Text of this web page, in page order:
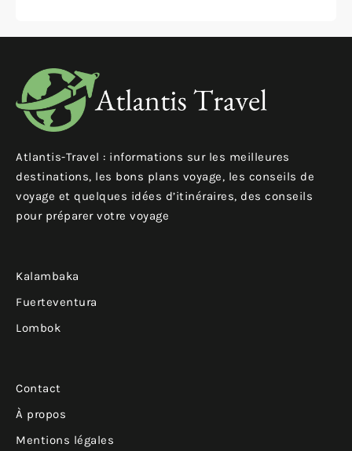
Atlantis-Travel : informations sur les meilleures
destinations, les bons plans voyage, les conseils de
voyage et quelques idées d’itinéraires, des conseils
pour préparer votre voyage
Kalambaka
Fuerteventura
Lombok
Contact
À propos
Mentions légales